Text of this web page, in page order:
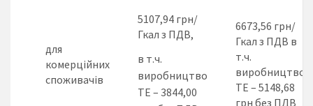
для
комерційних
споживачів
5107,94 грн/
Гкал з ПДВ,
в т.ч.
виробництво
ТЕ – 3844,00
6673,56 грн/
Гкал з ПДВ в
т.ч.
виробництво
ТЕ – 5148,68
грн без ПДВ